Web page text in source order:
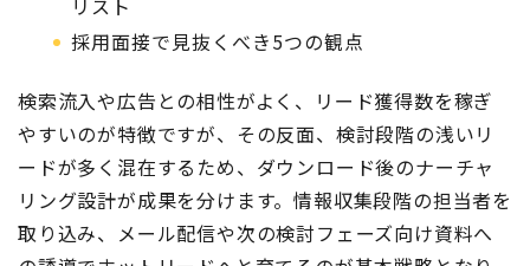
リスト
採用面接で見抜くべき5つの観点
検索流入や広告との相性がよく、リード獲得数を稼ぎ
やすいのが特徴ですが、その反面、検討段階の浅いリ
ードが多く混在するため、ダウンロード後のナーチャ
リング設計が成果を分けます。情報収集段階の担当者を
取り込み、メール配信や次の検討フェーズ向け資料へ